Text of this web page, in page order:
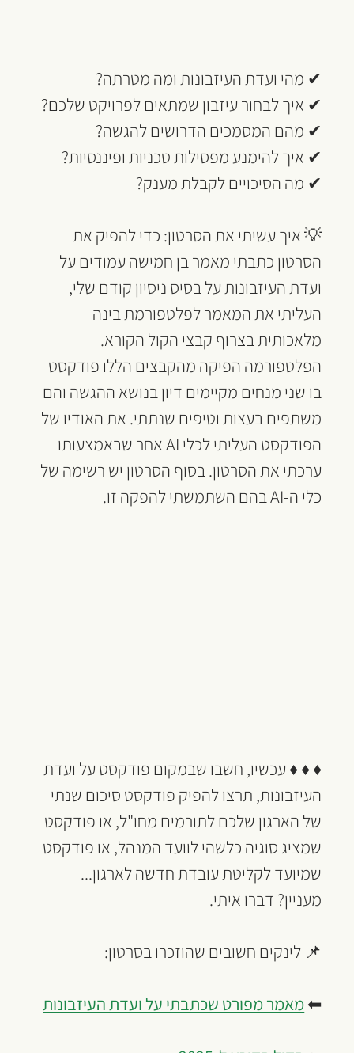
✔ מהי ועדת העיזבונות ומה מטרתה?
✔ איך לבחור עיזבון שמתאים לפרויקט שלכם?
✔ מהם המסמכים הדרושים להגשה?
✔ איך להימנע מפסילות טכניות ופיננסיות?
✔ מה הסיכויים לקבלת מענק?
💡 איך עשיתי את הסרטון: כדי להפיק את
הסרטון כתבתי מאמר בן חמישה עמודים על
ועדת העיזבונות על בסיס ניסיון קודם שלי,
העליתי את המאמר לפלטפורמת בינה
מלאכותית בצרוף קבצי הקול הקורא.
הפלטפורמה הפיקה מהקבצים הללו פודקסט
בו שני מנחים מקיימים דיון בנושא ההגשה והם
משתפים בעצות וטיפים שנתתי. את האודיו של
הפודקסט העליתי לכלי AI אחר שבאמצעותו
ערכתי את הסרטון. בסוף הסרטון יש רשימה של
כלי ה-AI בהם השתמשתי להפקה זו.
♦ ♦ ♦ עכשיו, חשבו שבמקום פודקסט על ועדת
העיזבונות, תרצו להפיק פודקסט סיכום שנתי
של הארגון שלכם לתורמים מחו"ל, או פודקסט
שמציג סוגיה כלשהי לוועד המנהל, או פודקסט
שמיועד לקליטת עובדת חדשה לארגון...
מעניין? דברו איתי.
📌 לינקים חשובים שהוזכרו בסרטון:
⬅ מאמר מפורט שכתבתי על ועדת העיזבונות